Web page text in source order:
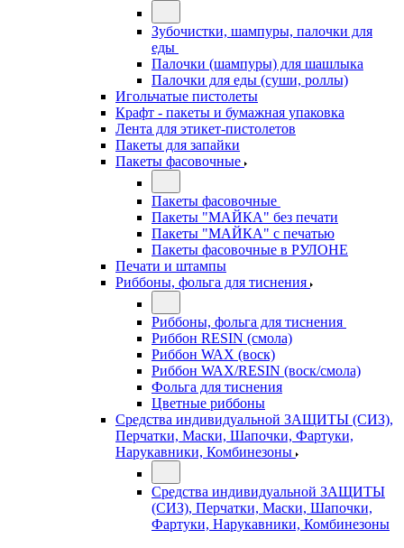
Зубочистки, шампуры, палочки для
еды
Палочки (шампуры) для шашлыка
Палочки для еды (суши, роллы)
Игольчатые пистолеты
Крафт - пакеты и бумажная упаковка
Лента для этикет-пистолетов
Пакеты для запайки
Пакеты фасовочные
Пакеты фасовочные
Пакеты "МАЙКА" без печати
Пакеты "МАЙКА" с печатью
Пакеты фасовочные в РУЛОНЕ
Печати и штампы
Риббоны, фольга для тиснения
Риббоны, фольга для тиснения
Риббон RESIN (смола)
Риббон WAX (воск)
Риббон WAX/RESIN (воск/смола)
Фольга для тиснения
Цветные риббоны
Средства индивидуальной ЗАЩИТЫ (СИЗ),
Перчатки, Маски, Шапочки, Фартуки,
Нарукавники, Комбинезоны
Средства индивидуальной ЗАЩИТЫ
(СИЗ), Перчатки, Маски, Шапочки,
Фартуки, Нарукавники, Комбинезоны